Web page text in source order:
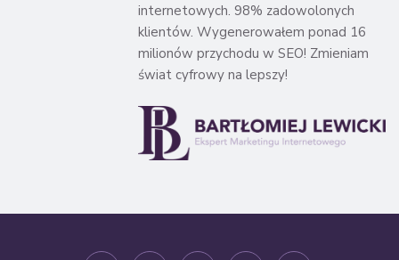
internetowych. 98% zadowolonych
klientów. Wygenerowałem ponad 16
milionów przychodu w SEO! Zmieniam
świat cyfrowy na lepszy!